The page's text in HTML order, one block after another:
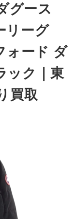
グース
リーグ
ォード ダ
ック｜東
買取